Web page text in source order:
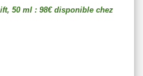
50 ml : 98€ disponible chez